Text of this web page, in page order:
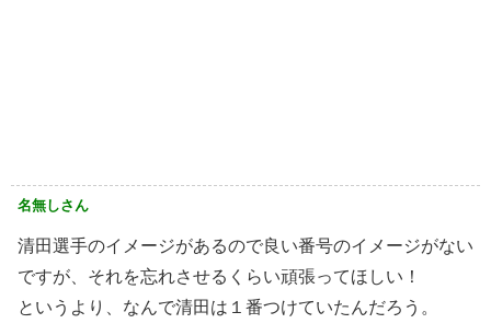
名無しさん
清田選手のイメージがあるので良い番号のイメージがない
ですが、それを忘れさせるくらい頑張ってほしい！
というより、なんで清田は１番つけていたんだろう。